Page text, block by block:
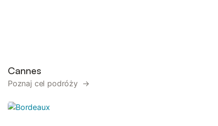
Cannes
Poznaj cel podróży →